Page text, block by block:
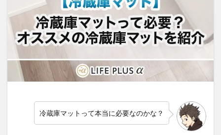
冷蔵庫マットって本当に必要なのかな？